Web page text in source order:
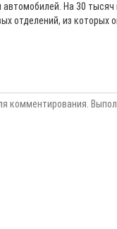
На 30
отделений, из которых
комментирования.